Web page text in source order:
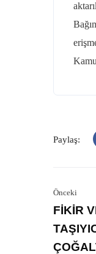
Paylaş:
Önceki
FİKİR